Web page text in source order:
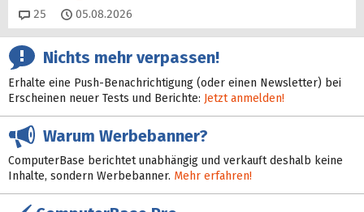
25 Kommentare
05.08.2026
Nichts mehr verpassen!
Erhalte eine Push-Benachrichtigung (oder einen Newsletter) bei
Erscheinen neuer Tests und Berichte: Jetzt anmelden!
Warum Werbebanner?
ComputerBase berichtet unabhängig und verkauft deshalb keine
Inhalte, sondern Werbebanner. Mehr erfahren!